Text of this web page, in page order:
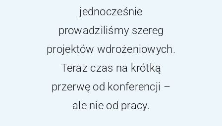
jednocześnie
prowadziliśmy szereg
projektów wdrożeniowych.
Teraz czas na krótką
przerwę od konferencji –
ale nie od pracy.